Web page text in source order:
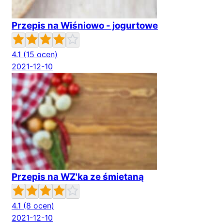
Przepis na Wiśniowo - jogurtowe
4.1 (15 ocen)
2021-12-10
Przepis na WZ'ka ze śmietaną
4.1 (8 ocen)
2021-12-10